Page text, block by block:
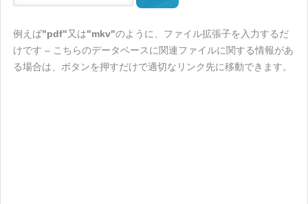
例えば"pdf"又は"mkv"のように、ファイル拡張子を入力するだ
けです – こちらのデータベースに関連ファイルに関する情報があ
る場合は、ボタンを押すだけで適切なリンク先に移動できます。